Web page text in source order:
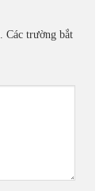
Các trường bắt